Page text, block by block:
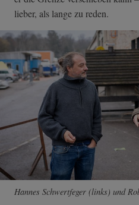
lieber, als lange zu reden.
Hannes Schwertfeger (links) und